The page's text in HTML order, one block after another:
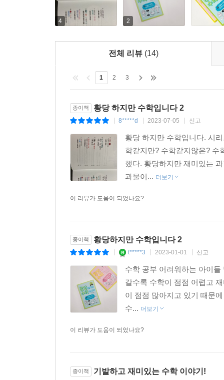
4 2
전체 리뷰 (14)
1 2 3
종이책 황당 하지만 수학입니다 2
8*****d 2023-07-05 신고
황당 하지만 수학입니다. 시
학같지만? 수학같지않은? 수
했다. 황당하지만 재미있는
과물이... 더보기
이 리뷰가 도움이 되었나요?
종이책 황당하지만 수학입니다 2
t*****3 2023-01-01 신고
수학 공부 어려워하는 아이
갈수록 수학이 점점 어렵고
이 점점 많아지고 있기 때문
수... 더보기
이 리뷰가 도움이 되었나요?
종이책 기발하고 재미있는 수학 이야기!